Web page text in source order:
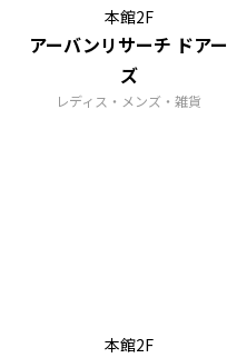
本館2F
アーバンリサーチ ドアー
ズ
レディス・メンズ・雑貨
本館2F